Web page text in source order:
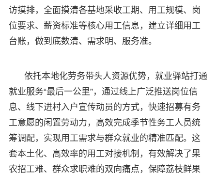
访摸排，全面摸清各基地采收工期、用工规模、岗
位要求、薪资标准等核心用工信息，建立详细用工
台账，做到底数清、需求明、服务准。
依托本地化劳务带头人资源优势，就业驿站打通
就业服务“最后一公里”，通过线上广泛推送岗位信
息、线下进村入户宣传动员的方式，快速招募有务
工意愿的闲置劳动力，高效完成季节性务工人员统
筹调配，实现用工需求与群众就业的精准匹配。这
套本土化、高效率的用工对接机制，有效解决了果
农招工难、群众求职难的双向痛点，保障荔枝鲜果